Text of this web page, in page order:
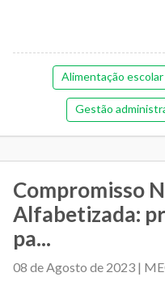
Alimentação escolar
Gestão
Gestão
Plano Municipal de
Compromisso
Alfabetizada:
pa...
08 de Agosto de 2023 |